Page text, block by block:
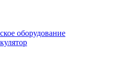
оборудование